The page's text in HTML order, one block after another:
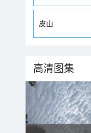
皮山
高清图集